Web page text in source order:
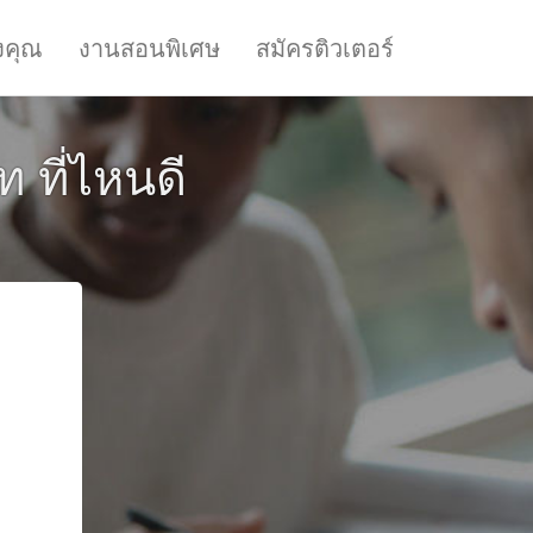
คุณ งานสอนพิเศษ สมัครติวเตอร์
ที่ไหนดี